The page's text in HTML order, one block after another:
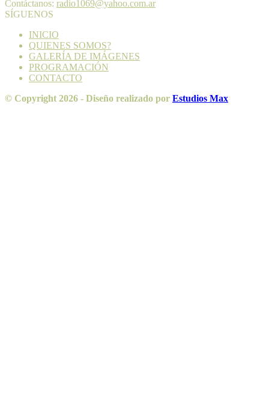
Contáctanos: radio1069@yahoo.com.ar
SÍGUENOS
INICIO
QUIENES SOMOS?
GALERÍA DE IMÁGENES
PROGRAMACIÓN
CONTACTO
© Copyright 2026 - Diseño realizado por Estudios Max